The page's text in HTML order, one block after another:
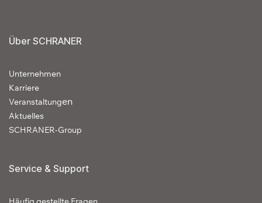
Über SCHRANER
Unternehmen
Karriere
Veranstaltungen
Aktuelles
SCHRANER-Group
Service & Support